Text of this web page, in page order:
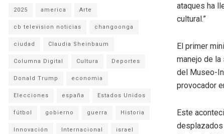
ataques ha
cultural.”
El primer
manejo de la
del Museo-
provocador
Este
desplazados
2025 america Arte
cb television noticias changoonga
ciudad Claudia Sheinbaum
Columna Digital Cultura Deportes
Donald Trump economia
Elecciones españa Estados Unidos
fútbol gobierno guerra Historia
Innovación Internacional israel